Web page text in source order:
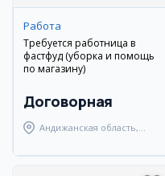
Работа
Требуется работница в
фастфуд (уборка и помощь
по магазину)
Договорная
Андижанская область,